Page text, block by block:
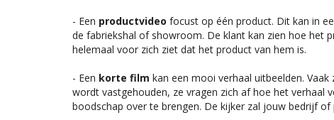
- Een productvideo focust op één product. Dit kan in
de fabriekshal of showroom. De klant kan zien hoe het
helemaal voor zich ziet dat het product van hem is.
- Een korte film kan een mooi verhaal uitbeelden.
wordt vastgehouden, ze vragen zich af hoe het verhaal
boodschap over te brengen. De kijker zal jouw bedrijf